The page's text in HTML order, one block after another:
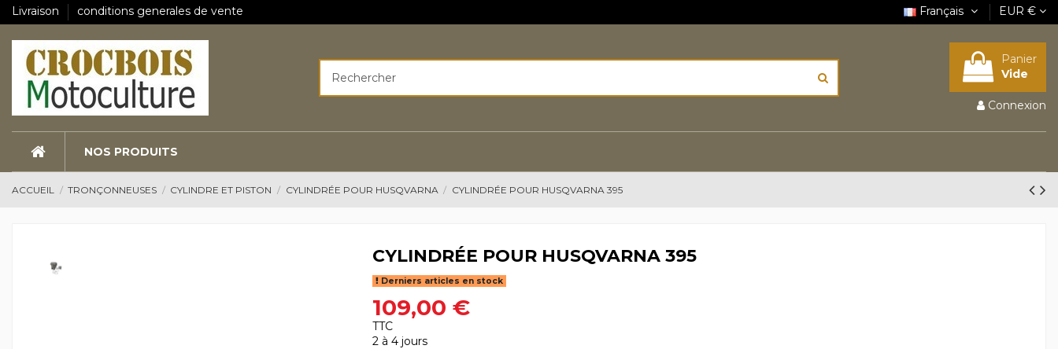
Livraison conditions generales de vente Français EUR €
Panier
Vide
Connexion
NOS PRODUITS
ACCUEIL TRONÇONNEUSES CYLINDRE ET PISTON CYLINDRÉE POUR HUSQVARNA CYLINDRÉE POUR HUSQVARNA 395
CYLINDRÉE POUR HUSQVARNA 395
Derniers articles en stock
109,00 €
TTC
2 à 4 jours